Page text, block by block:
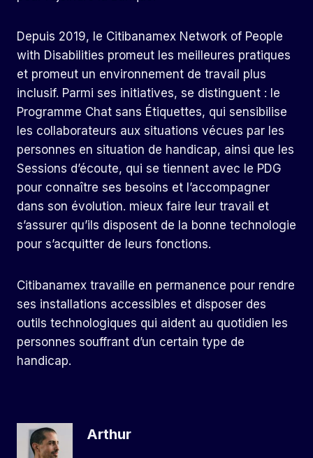
Depuis 2019, le Citibanamex Network of People
with Disabilities promeut les meilleures pratiques
et promeut un environnement de travail plus
inclusif. Parmi ses initiatives, se distinguent : le
Programme Chat sans Étiquettes, qui sensibilise
les collaborateurs aux situations vécues par les
personnes en situation de handicap, ainsi que les
Sessions d’écoute, qui se tiennent avec le PDG
pour connaître ses besoins et l’accompagner
dans son évolution. mieux faire leur travail et
s’assurer qu’ils disposent de la bonne technologie
pour s’acquitter de leurs fonctions.
Citibanamex travaille en permanence pour rendre
ses installations accessibles et disposer des
outils technologiques qui aident au quotidien les
personnes souffrant d’un certain type de
handicap.
Arthur